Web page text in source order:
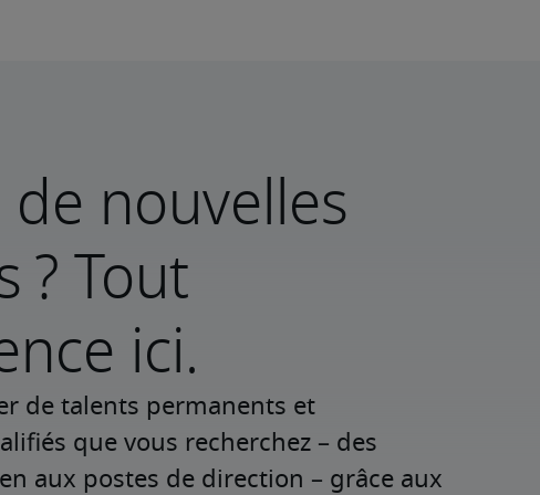
nouvelles
? Tout
ici.
de talents permanents et
que vous recherchez – des
aux postes de direction – grâce aux